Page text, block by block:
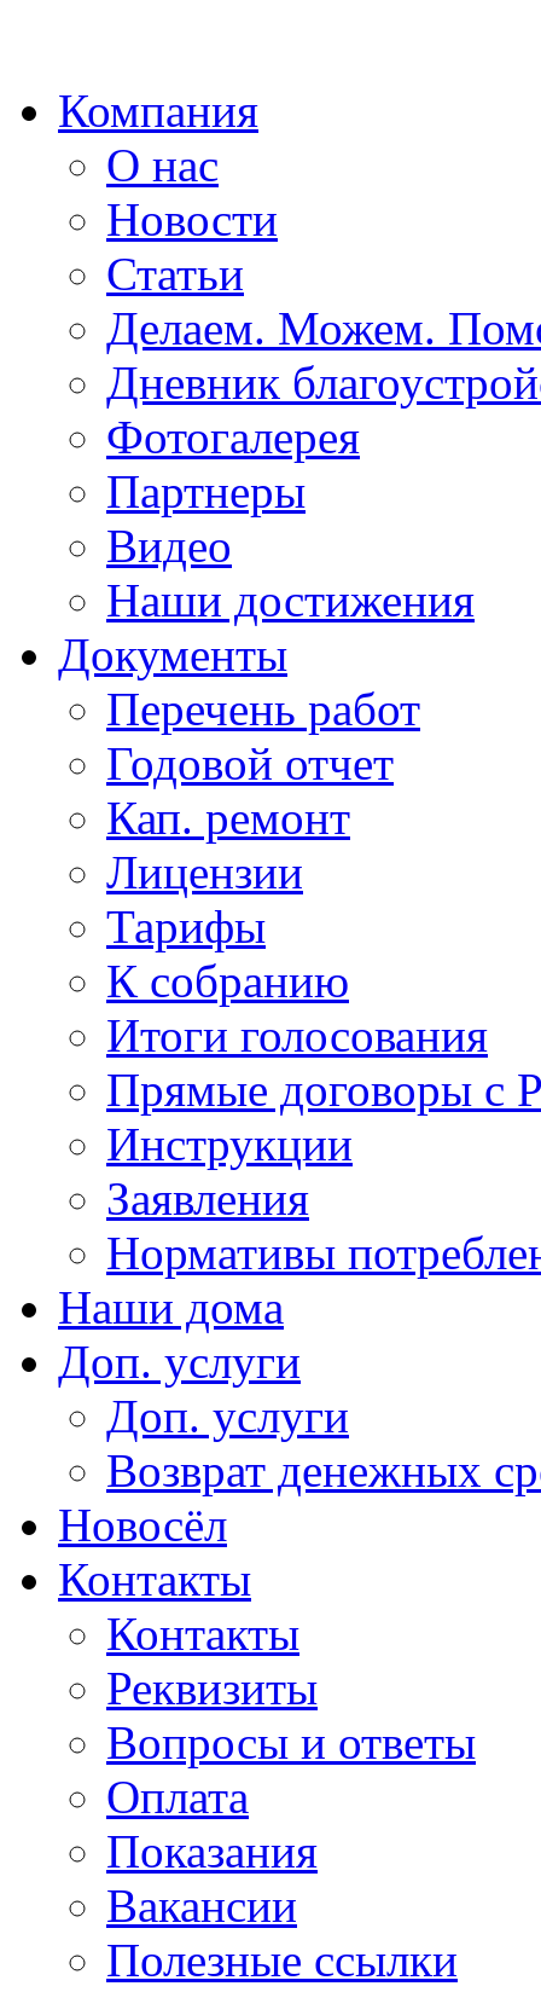
Компания
О нас
Новости
Статьи
Делаем. Можем.
Дневник
Фотогалерея
Партнеры
Видео
Наши достижения
Документы
Перечень работ
Годовой отчет
Кап. ремонт
Лицензии
Тарифы
К собранию
Итоги голосования
Прямые договоры с
Инструкции
Заявления
Нормативы
Наши дома
Доп. услуги
Доп. услуги
Возврат денежных
Новосёл
Контакты
Контакты
Реквизиты
Вопросы и ответы
Оплата
Показания
Вакансии
Полезные ссылки